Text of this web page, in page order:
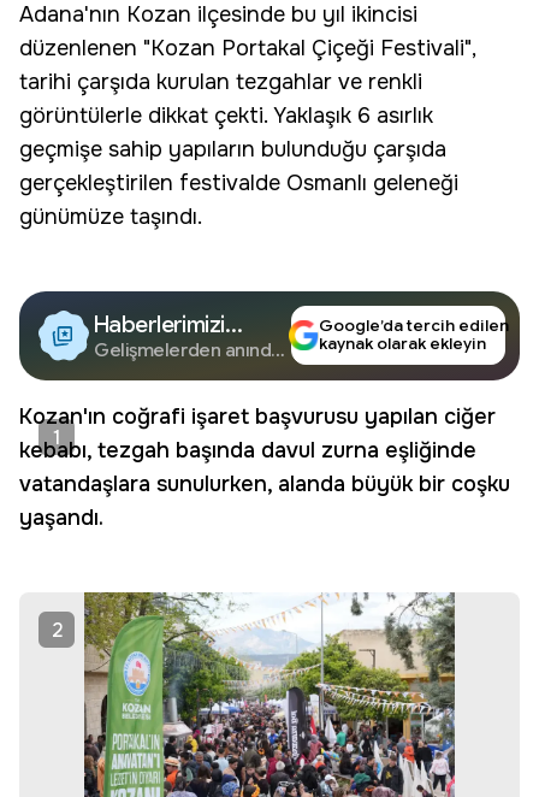
Adana'nın Kozan ilçesinde bu yıl ikincisi
düzenlenen "Kozan Portakal Çiçeği Festivali",
tarihi çarşıda kurulan tezgahlar ve renkli
görüntülerle dikkat çekti. Yaklaşık 6 asırlık
geçmişe sahip yapıların bulunduğu çarşıda
gerçekleştirilen festivalde Osmanlı geleneği
günümüze taşındı.
Haberlerimizi
Google'da Takip
Edin
Gelişmelerden anında
Google’da tercih edilen
kaynak olarak ekleyin
1
Kozan'ın coğrafi işaret başvurusu yapılan ciğer
kebabı, tezgah başında davul zurna eşliğinde
vatandaşlara sunulurken, alanda büyük bir coşku
yaşandı.
2